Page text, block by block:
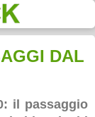
DAL
il passaggio